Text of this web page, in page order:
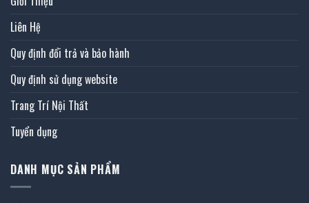
Liên Hệ
Quy định đổi trả và bảo hành
Quy định sử dụng website
Trang Trí Nội Thất
Tuyển dụng
DANH MỤC SẢN PHẨM